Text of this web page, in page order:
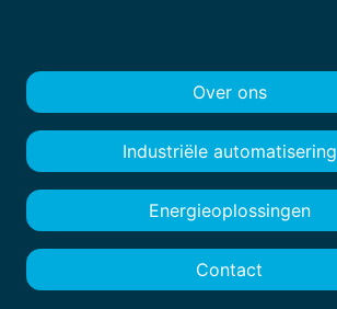
Over ons
Industriële automatisering
Energieoplossingen
Contact